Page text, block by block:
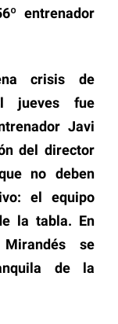
entrenador
crisis de
jueves fue
Javi
del director
no deben
el equipo
la tabla. En
se
de la